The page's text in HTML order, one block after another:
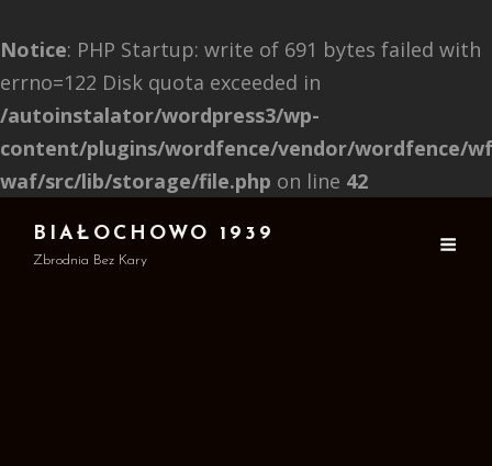
Notice: PHP Startup: write of 691 bytes failed with
errno=122 Disk quota exceeded in
/autoinstalator/wordpress3/wp-
content/plugins/wordfence/vendor/wordfence/
waf/src/lib/storage/file.php on line 42
BIAŁOCHOWO 1939
Zbrodnia Bez Kary